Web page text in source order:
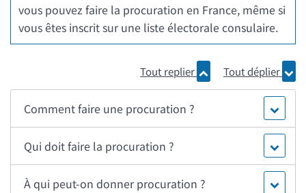
vous pouvez faire la procuration en France, même si
vous êtes inscrit sur une liste électorale consulaire.
Tout replier Tout déplier
Comment faire une procuration ?
Qui doit faire la procuration ?
À qui peut-on donner procuration ?